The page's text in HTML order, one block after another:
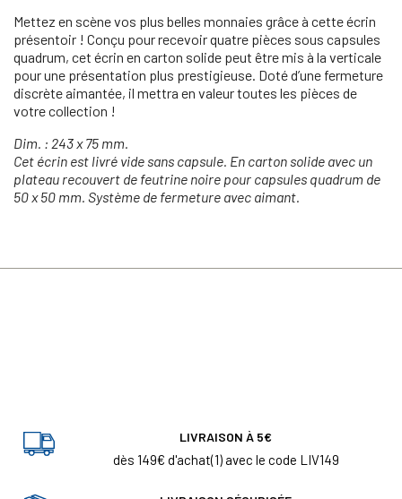
Mettez en scène vos plus belles monnaies grâce à cette écrin
présentoir ! Conçu pour recevoir quatre pièces sous capsules
quadrum, cet écrin en carton solide peut être mis à la verticale
pour une présentation plus prestigieuse. Doté d’une fermeture
discrète aimantée, il mettra en valeur toutes les pièces de
votre collection !
Dim. : 243 x 75 mm.
Cet écrin est livré vide sans capsule. En carton solide avec un
plateau recouvert de feutrine noire pour capsules quadrum de
50 x 50 mm. Système de fermeture avec aimant.
LIVRAISON À 5€
dès 149€ d'achat(1) avec le code LIV149